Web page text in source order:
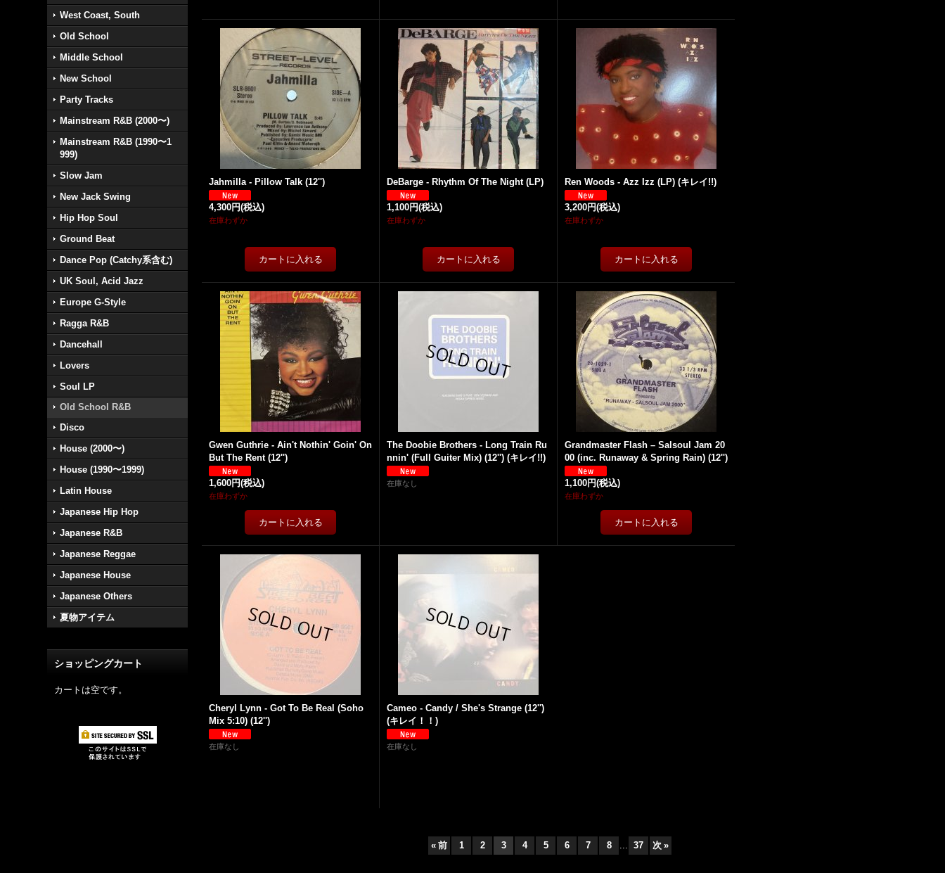
West Coast, South
Old School
Middle School
New School
Party Tracks
Mainstream R&B (2000〜)
Mainstream R&B (1990〜1
999)
Slow Jam
New Jack Swing
Hip Hop Soul
Ground Beat
Dance Pop (Catchy系含む)
UK Soul, Acid Jazz
Europe G-Style
Ragga R&B
Dancehall
Lovers
Soul LP
Old School R&B
Disco
House (2000〜)
House (1990〜1999)
Latin House
Japanese Hip Hop
Japanese R&B
Japanese Reggae
Japanese House
Japanese Others
夏物アイテム
ショッピングカート
カートは空です。
Jahmilla - Pillow Talk (12'')
4,300円(税込)
在庫わずか
DeBarge - Rhythm Of The Night (LP)
1,100円(税込)
在庫わずか
Ren Woods - Azz Izz (LP) (キレイ!!)
3,200円(税込)
在庫わずか
Gwen Guthrie - Ain't Nothin' Goin' On
But The Rent (12'')
1,600円(税込)
在庫わずか
The Doobie Brothers - Long Train Ru
nnin' (Full Guiter Mix) (12'') (キレイ!!)
在庫なし
Grandmaster Flash ‎– Salsoul Jam 20
00 (inc. Runaway & Spring Rain) (12'')
1,100円(税込)
在庫わずか
Cheryl Lynn - Got To Be Real (Soho
Mix 5:10) (12'')
在庫なし
Cameo - Candy / She's Strange (12'')
(キレイ！！)
在庫なし
« 前 1 2 3 4 5 6 7 8 ... 37 次 »